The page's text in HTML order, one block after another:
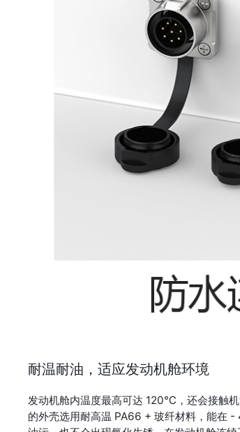
耐温耐油，适应发动机舱环境
发动机舱内温度最高可达 120℃，还会接触
的外壳选用耐高温 PA66 + 玻纤材料，能在